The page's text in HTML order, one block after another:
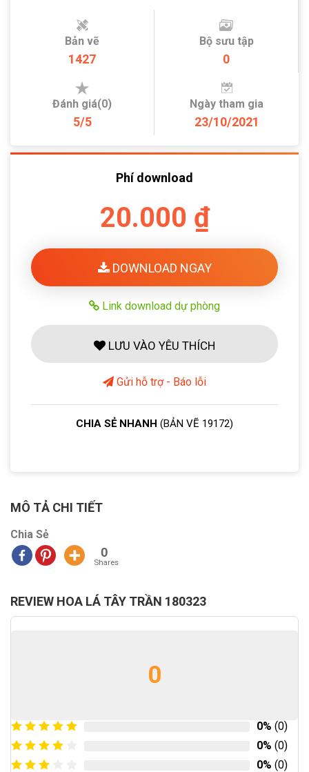
Bản vẽ
1427
Bộ sưu tập
0
Đánh giá(0)
5/5
Ngày tham gia
23/10/2021
Phí download
20.000 ₫
DOWNLOAD NGAY
Link download dự phòng
LƯU VÀO YÊU THÍCH
Gửi hỗ trợ - Báo lỗi
CHIA SẺ NHANH (BẢN VẼ 19172)
MÔ TẢ CHI TIẾT
Chia Sẻ
0
Shares
REVIEW HOA LÁ TÂY TRẦN 180323
0
0% (0)
0% (0)
0% (0)